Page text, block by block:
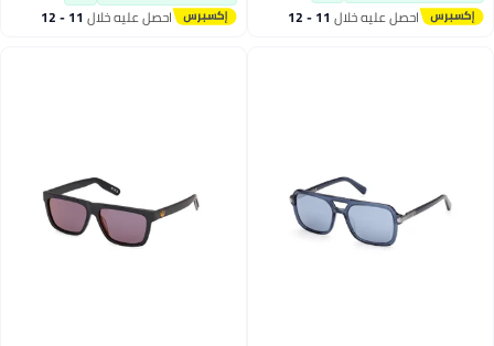
احصل عليه خلال 11 - 12 احصل عليه خلال 11 - 12